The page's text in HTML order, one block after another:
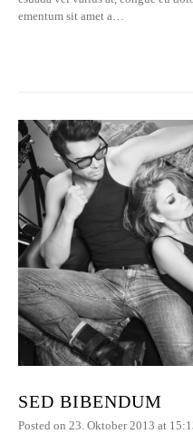
ementum sit amet a…
SED BIBENDUM
Posted on 23. Oktober 2013 at